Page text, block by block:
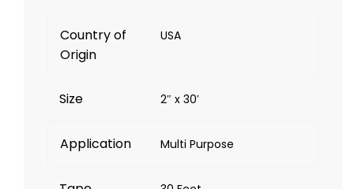
Country of
Origin
USA
Size 2″ x 30′
Application Multi Purpose